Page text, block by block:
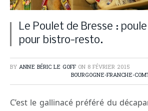
Le Poulet de Bresse :
pour bistro-resto.
BY ANNE BÉRIC LE GOFF ON 8 FÉVRIER 2015
BOURGOGNE-FRANCHE-
C’est le gallinacé préféré du